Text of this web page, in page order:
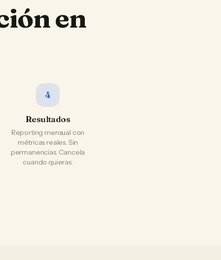
en
4
Resultados
Reporting mensual con
métricas reales. Sin
permanencias. Cancela
cuando quieras.